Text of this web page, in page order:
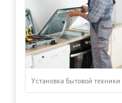
Установка бытовой техники